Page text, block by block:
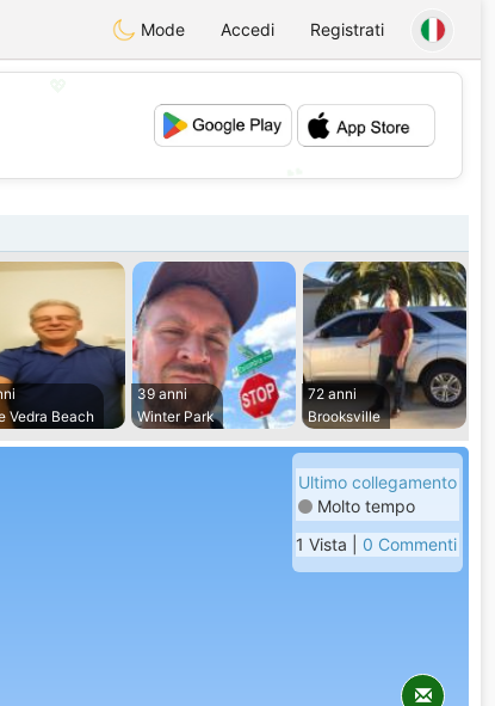
Mode Accedi Registrati
Vedra Beach
39 anni
Winter Park
72 anni
Brooksville
Ultimo collegamento
Molto tempo
1 Vista | 0 Commenti